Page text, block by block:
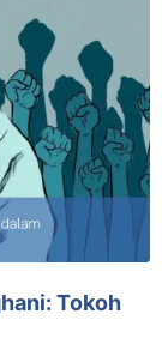
Tokoh